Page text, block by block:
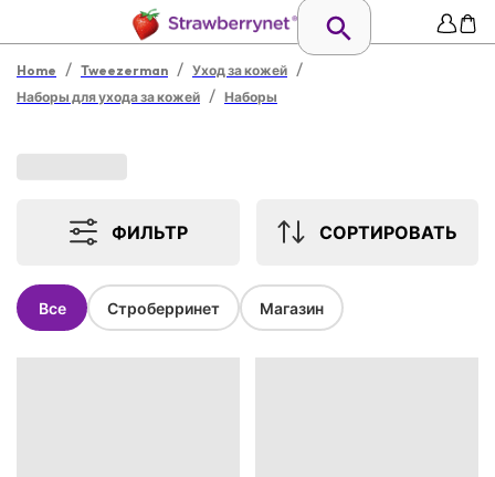
Home / Tweezerman / Уход за кожей /
Наборы для ухода за кожей / Наборы
ФИЛЬТР СОРТИРОВАТЬ
Все Строберринет Магазин